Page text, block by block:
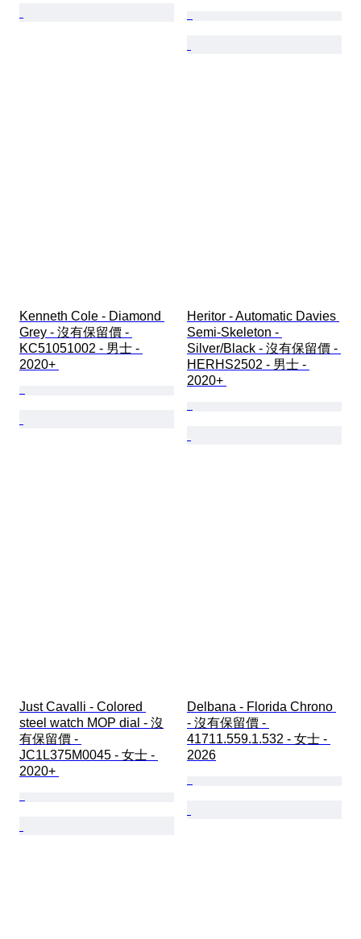
Kenneth Cole - Diamond
Grey - 沒有保留價 -
KC51051002 - 男士 -
2020+
Heritor - Automatic Davies
Semi-Skeleton -
Silver/Black - 沒有保留價 -
HERHS2502 - 男士 -
2020+
Just Cavalli - Colored
steel watch MOP dial - 沒
有保留價 -
JC1L375M0045 - 女士 -
2020+
Delbana - Florida Chrono
- 沒有保留價 -
41711.559.1.532 - 女士 -
2026